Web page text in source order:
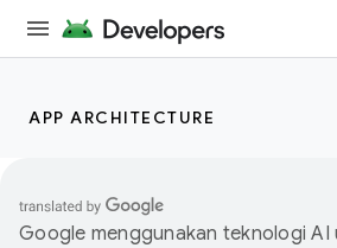
APP ARCHITECTURE
Google menggunakan teknologi AI